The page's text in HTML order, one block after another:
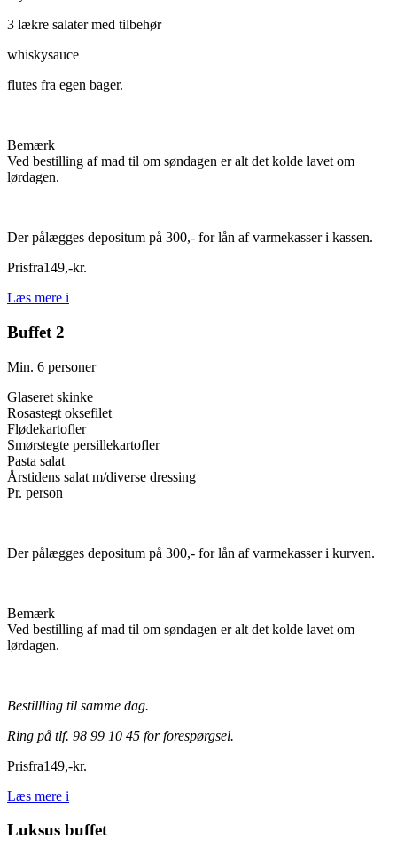
3 lækre salater med tilbehør
whiskysauce
flutes fra egen bager.
Bemærk
Ved bestilling af mad til om søndagen er alt det kolde lavet om
lørdagen.
Der pålægges depositum på 300,- for lån af varmekasser i kassen.
Prisfra149,-kr.
Læs mere i
Buffet 2
Min. 6 personer
Glaseret skinke
Rosastegt oksefilet
Flødekartofler
Smørstegte persillekartofler
Pasta salat
Årstidens salat m/diverse dressing
Pr. person
Der pålægges depositum på 300,- for lån af varmekasser i kurven.
Bemærk
Ved bestilling af mad til om søndagen er alt det kolde lavet om
lørdagen.
Bestillling til samme dag.
Ring på tlf. 98 99 10 45 for forespørgsel.
Prisfra149,-kr.
Læs mere i
Luksus buffet